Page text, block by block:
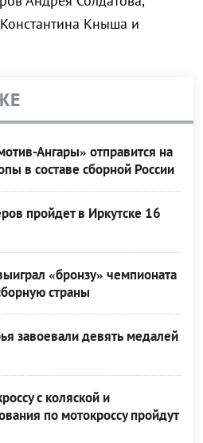
Кныша и
Ангары» отправится на
в составе сборной России
пройдет в Иркутске 16
«бронзу» чемпионата
страны
завоевали девять медалей
с коляской и
по мотокроссу пройдут